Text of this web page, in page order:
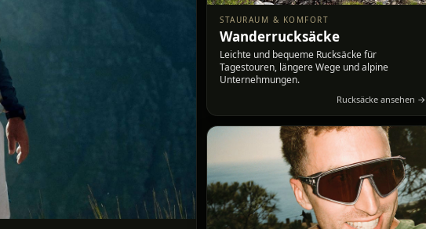
STAURAUM & KOMFORT
Wanderrucksäcke
Leichte und bequeme Rucksäcke für
Tagestouren, längere Wege und alpine
Unternehmungen.
Rucksäcke ansehen →